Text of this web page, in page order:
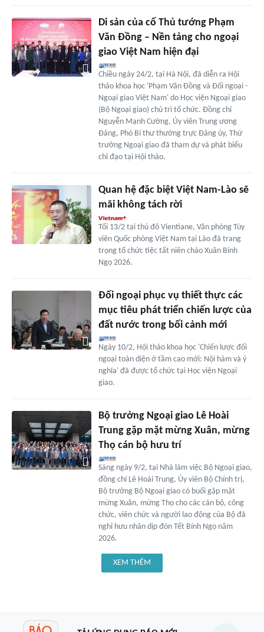
Di sản của cố Thủ tướng Phạm
Văn Đồng – Nền tảng cho ngoại
giao Việt Nam hiện đại
Chiều ngày 24/2, tại Hà Nội, đã diễn ra Hội
thảo khoa học 'Phạm Văn Đồng và Đối ngoại -
Ngoại giao Việt Nam' do Học viện Ngoại giao
(Bộ Ngoại giao) chủ trì tổ chức. Đồng chí
Nguyễn Mạnh Cường, Ủy viên Trung ương
Đảng, Phó Bí thư thường trực Đảng ủy, Thứ
trưởng Ngoại giao đã tham dự và phát biểu
chỉ đạo tại Hội thảo.
Quan hệ đặc biệt Việt Nam-Lào sẽ
mãi không tách rời
Tối 13/2 tại thủ đô Vientiane, Văn phòng Tùy
viên Quốc phòng Việt Nam tại Lào đã trang
trọng tổ chức tiệc tất niên chào Xuân Bính
Ngọ 2026.
Đối ngoại phục vụ thiết thực các
mục tiêu phát triển chiến lược của
đất nước trong bối cảnh mới
Ngày 10/2, Hội thảo khoa học 'Chiến lược đối
ngoại toàn diện ở tầm cao mới: Nội hàm và ý
nghĩa' đã được tổ chức tại Học viện Ngoại
giao.
Bộ trưởng Ngoại giao Lê Hoài
Trung gặp mặt mừng Xuân, mừng
Thọ cán bộ hưu trí
Sáng ngày 9/2, tại Nhà làm việc Bộ Ngoại giao,
đồng chí Lê Hoài Trung, Ủy viên Bộ Chính trị,
Bộ trưởng Bộ Ngoại giao có buổi gặp mặt
mừng Xuân, mừng Thọ cho các cán bộ, công
chức, viên chức và người lao động của Bộ đã
nghỉ hưu nhân dịp đón Tết Bính Ngọ năm
2026.
XEM THÊM